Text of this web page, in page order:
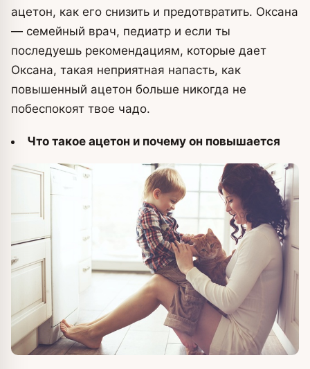
ацетон, как его снизить и предотвратить. Оксана
— семейный врач, педиатр и если ты
последуешь рекомендациям, которые дает
Оксана, такая неприятная напасть, как
повышенный ацетон больше никогда не
побеспокоят твое чадо.
Что такое ацетон и почему он повышается